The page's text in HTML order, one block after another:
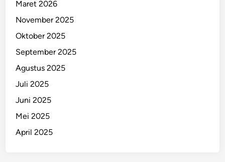
Maret 2026
November 2025
Oktober 2025
September 2025
Agustus 2025
Juli 2025
Juni 2025
Mei 2025
April 2025